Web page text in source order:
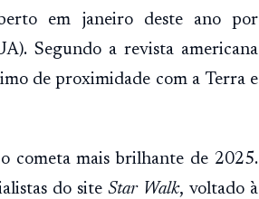
em janeiro deste ano por
Segundo a revista americana
de proximidade com a Terra e
cometa mais brilhante de 2025.
do siteStar Walk, voltado à